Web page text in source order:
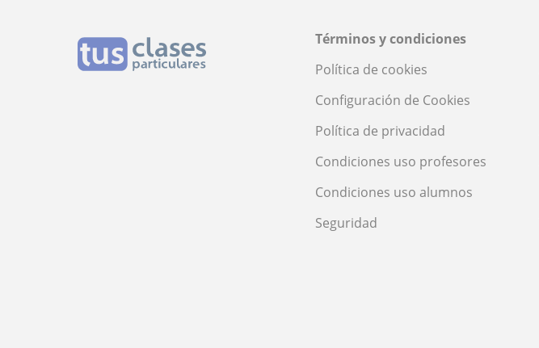
Términos y condiciones
Política de cookies
Configuración de Cookies
Política de privacidad
Condiciones uso profesores
Condiciones uso alumnos
Seguridad